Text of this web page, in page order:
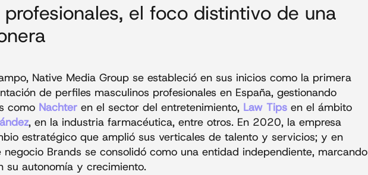
profesionales, el foco distintivo de una
Native Media Group se estableció en sus inicios como la primera
de perfiles masculinos profesionales en España, gestionando
como Nachter en el sector del entretenimiento, Law Tips en el ámbito
, en la industria farmacéutica, entre otros. En 2020, la empresa
estratégico que amplió sus verticales de talento y servicios; y en
Brands se consolidó como una entidad independiente, marcando
su autonomía y crecimiento.